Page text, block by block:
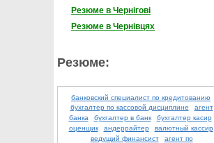
Резюме в Чернігові
Резюме в Чернівцях
Резюме:
банковский специалист по кредитованию
бухгалтер по кассовой дисциплине
агент
банка
бухгалтер в банк
бухгалтер касир
оценщик
андеррайтер
валютный кассир
ведущий финансист
агент по